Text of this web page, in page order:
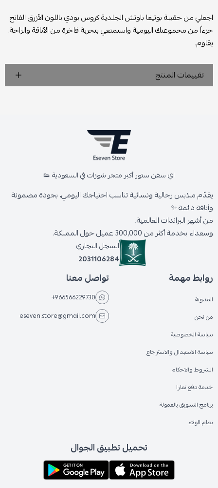
اجعلي من حقيبة بوتيغا باوتش الجلدية كروس بودي باللون الأزرق الفاتح
جزءاً من مجموعتك اليومية واستمتعي بتجربة فاخرة من الأناقة والراحة.
يقاوم.
تقييمات المنتج
اي سفن ستور أكبر متجر شوزات في السعودية 👟
يقدّم ملابس رجالية ونسائية تناسب احتياجك اليومي، بجودة مضمونة
وأناقة دائمة ✨
من أشهر البراندات العالمية،
وسعداء بخدمة أكثر من 300,000 عميل حول المملكة.
السجل التجاري
2031106284
روابط مهمة
المدونة
من نحن
سياسة الخصوصية
سياسة الاستبدال والاسترجاع
الشروط والاحكام
خدمة دفع تمارا
برنامج التسويق بالعمولة
نظام الولاء
تواصل معنا
+966566229730
eseven.store@gmail.com
تحميل تطبيق الجوال